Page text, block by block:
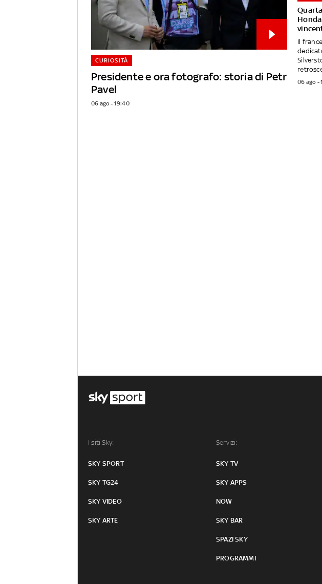
Presidente e ora fotografo: storia di Petr
Pavel
CURIOSITÀ
06 ago - 19:40
Il
06 ago -
I siti Sky:
SKY SPORT
SKY TG24
SKY VIDEO
SKY ARTE
Servizi:
SKY TV
SKY APPS
NOW
SKY BAR
SPAZI SKY
PROGRAMMI